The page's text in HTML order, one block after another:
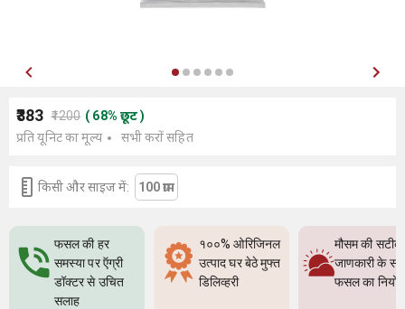
₹383 ₹1200 ( 68% छूट)
प्रति यूनिट का मूल्य
सभी करों सहित
किसी और साइज में: 100 ग्राम
फसल की हर
समस्या पर ऍग्री
डॉक्टर से उचित
सलाह
१००% ओरिजिनल
उत्पाद घर बेठे मुफ्त
डिलिव्हरी
मौसम की सटीक
जाणकारी के
फसल का